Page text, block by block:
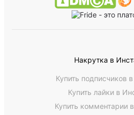
Накрутка в
Купить подписчиков
Купить лайки в
Купить комментарии